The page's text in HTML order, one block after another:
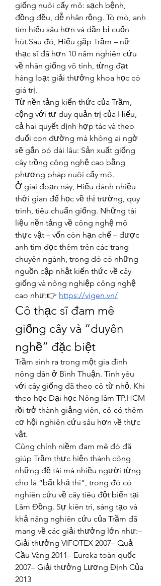
giống nuôi cấy mô: sạch bệnh,
đồng đều, dễ nhân rộng. Tò mò, anh
tìm hiểu sâu hơn và dần bị cuốn
hút.Sau đó, Hiếu gặp Trầm – nữ
thạc sĩ đã hơn 10 năm nghiên cứu
về nhân giống vô tính, từng đạt
hàng loạt giải thưởng khoa học có
giá trị.
Từ nền tảng kiến thức của Trầm,
cộng với tư duy quản trị của Hiếu,
cả hai quyết định hợp tác và theo
đuổi con đường mà không ai ngờ
sẽ gắn bó dài lâu: Sản xuất giống
cây trồng công nghệ cao bằng
phương pháp nuôi cấy mô.
Ở giai đoạn này, Hiếu dành nhiều
thời gian để học về thị trường, quy
trình, tiêu chuẩn giống. Những tài
liệu nền tảng về công nghệ mô
thực vật – vốn còn hạn chế – được
anh tìm đọc thêm trên các trang
chuyên ngành, trong đó có những
nguồn cập nhật kiến thức về cây
giống và nông nghiệp công nghệ
cao như:👉 https://vigen.vn/
Cô thạc sĩ đam mê
giống cây và “duyên
nghề” đặc biệt
Trầm sinh ra trong một gia đình
nông dân ở Bình Thuận. Tình yêu
với cây giống đã theo cô từ nhỏ. Khi
theo học Đại học Nông lâm TP.HCM
rồi trở thành giảng viên, cô có thêm
cơ hội nghiên cứu sâu hơn về thực
vật.
Cũng chính niềm đam mê đó đã
giúp Trầm thực hiện thành công
những đề tài mà nhiều người từng
cho là “bất khả thi”, trong đó có
nghiên cứu về cây tiêu đột biến tại
Lâm Đồng. Sự kiên trì, sáng tạo và
khả năng nghiên cứu của Trầm đã
mang về các giải thưởng lớn như:–
Giải thưởng VIFOTEX 2007– Quả
Cầu Vàng 2011– Eureka toàn quốc
2007– Giải thưởng Lương Định Của
2013